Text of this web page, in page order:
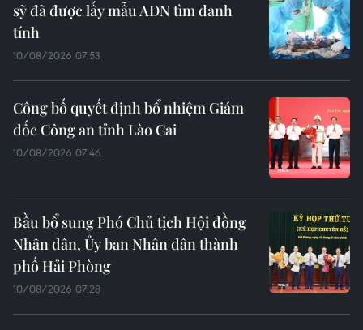
sỹ đã được lấy mẫu ADN tìm danh
tính
10/08/2026 07:53
Công bố quyết định bổ nhiệm Giám
đốc Công an tỉnh Lào Cai
10/08/2026 07:46
Bầu bổ sung Phó Chủ tịch Hội đồng
Nhân dân, Ủy ban Nhân dân thành
phố Hải Phòng
10/08/2026 07:28